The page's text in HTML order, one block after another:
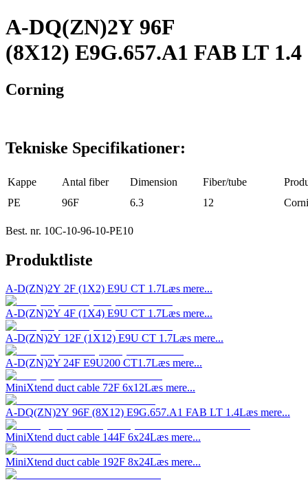
A-DQ(ZN)2Y 96F
(8X12) E9G.657.A1 FAB LT 1.4
Corning
Tekniske Specifikationer:
Kappe Antal fiber Dimension Fiber/tube
PE
96F 6.3 12
Best. nr. 10C-10-96-10-PE10
Produktliste
A-D(ZN)2Y 2F (1X2) E9U CT 1.7Læs mere...
A-D(ZN)2Y 4F (1X4) E9U CT 1.7Læs mere...
A-D(ZN)2Y 12F (1X12) E9U CT 1.7Læs mere...
A-D(ZN)2Y 24F E9U200 CT1.7Læs mere...
MiniXtend duct cable 72F 6x12Læs mere...
A-DQ(ZN)2Y 96F (8X12) E9G.657.A1 FAB LT 1.4Læs mere...
MiniXtend duct cable 144F 6x24Læs mere...
MiniXtend duct cable 192F 8x24Læs mere...